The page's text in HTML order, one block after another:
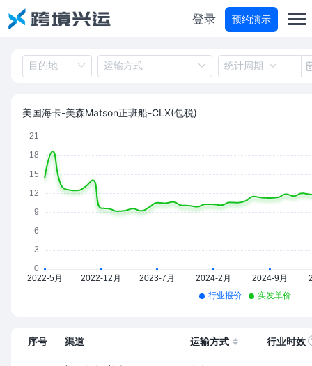
首页
物流商城
物流参谋
运费试算
轨迹查询
动态资讯
登录 预约演示
美国海卡-美森Matson正班船-CLX(包税)
序号 渠道 运输方式 行业时效